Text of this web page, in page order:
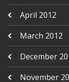
April 2012
March 2012
December
November